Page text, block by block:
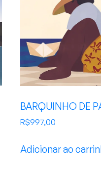
BARQUINHO DE
R$997,00
Adicionar ao